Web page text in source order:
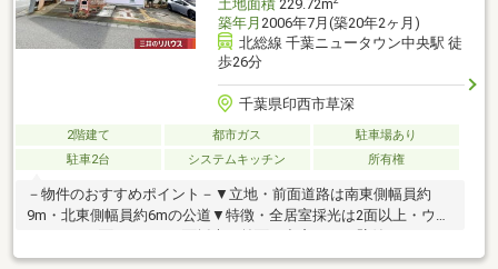
土地面積229.72m
築年月 2006年7月(築20年2ヶ月)
北総線 千葉ニュータウン中央駅 徒
歩26分
千葉県印西市草深
2階建て 都市ガス
駐車場あり
駐車2台
システムキッチン 所有権
－物件のおすすめポイント－▼立地・前面道路は南東側幅員約
9m・北東側幅員約6mの公道▼特徴・全居室採光は2面以上・ウッ
ン、勝手口付・各洋室・和室は6帖以上の広さ・2部屋から出入り